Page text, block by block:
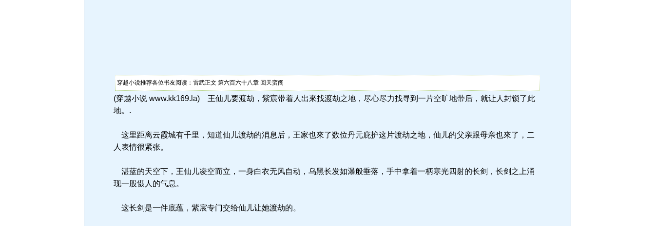
穿越小说推荐各位书友阅读：雷武正文 第六百六十八章 回天蛮阁
(穿越小说 www.kk169.la) 王仙儿要渡劫，紫宸带着人出來找渡劫之地，尽心尽力找寻到一片空旷地带后，就让人封锁了此
地。.
这里距离云霞城有千里，知道仙儿渡劫的消息后，王家也來了数位丹元庇护这片渡劫之地，仙儿的父亲跟母亲也來了，二
人表情很紧张。
湛蓝的天空下，王仙儿凌空而立，一身白衣无风自动，乌黑长发如瀑般垂落，手中拿着一柄寒光四射的长剑，长剑之上涌
现一股慑人的气息。
这长剑是一件底蕴，紫宸专门交给仙儿让她渡劫的。